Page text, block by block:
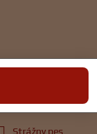
Strážny pes